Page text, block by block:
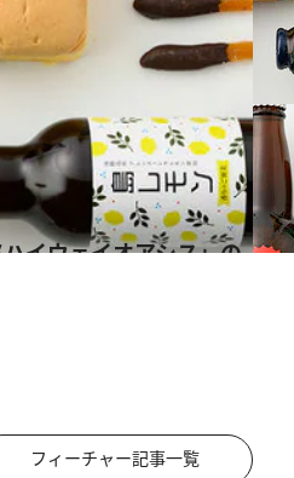
フィーチャー記事一覧